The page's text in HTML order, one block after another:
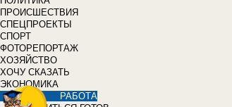
ПРОИСШЕСТВИЯ
СПЕЦПРОЕКТЫ
СПОРТ
ФОТОРЕПОРТАЖ
ХОЗЯЙСТВО
ХОЧУ СКАЗАТЬ
ЭКОНОМИКА
РАБОТА